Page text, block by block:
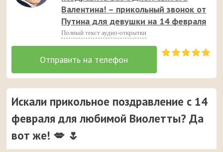
Валентина! – прикольный звонок от
Путина для девушки на 14 февраля
Полный текст аудио-открытки
Искали прикольное поздравление с 14
февраля для любимой Виолетты? Да
вот же! 💋 🌷